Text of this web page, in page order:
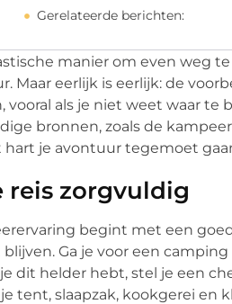
Gerelateerde berichten:
manier om even weg
Maar eerlijk is eerlijk: de
als je niet weet waar te
bronnen, zoals de
je avontuur tegemoet
reis zorgvuldig
begint met een
Ga je voor een
dit helder hebt, stel je een
tent, slaapzak, kookgerei en